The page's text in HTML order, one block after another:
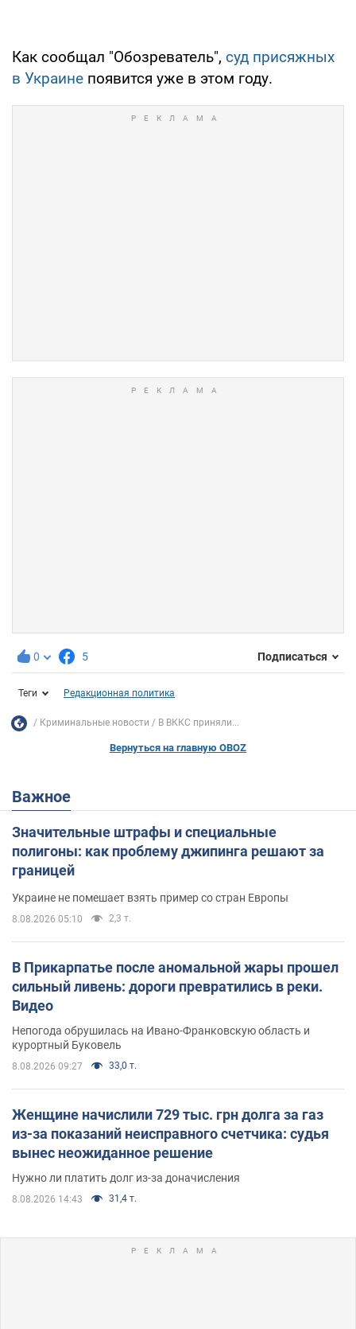
Как сообщал "Обозреватель", суд присяжных
в Украине появится уже в этом году.
0 5 Подписаться
Теги Редакционная политика
Криминальные новости В ВККС приняли...
Вернуться на главную OBOZ
Важное
Значительные штрафы и специальные
полигоны: как проблему джипинга решают за
границей
Украине не помешает взять пример со стран Европы
8.08.2026 05:10 2,3 т.
В Прикарпатье после аномальной жары прошел
сильный ливень: дороги превратились в реки.
Видео
Непогода обрушилась на Ивано-Франковскую область и
курортный Буковель
8.08.2026 09:27 33,0 т.
Женщине начислили 729 тыс. грн долга за газ
из-за показаний неисправного счетчика: судья
вынес неожиданное решение
Нужно ли платить долг из-за доначисления
8.08.2026 14:43 31,4 т.